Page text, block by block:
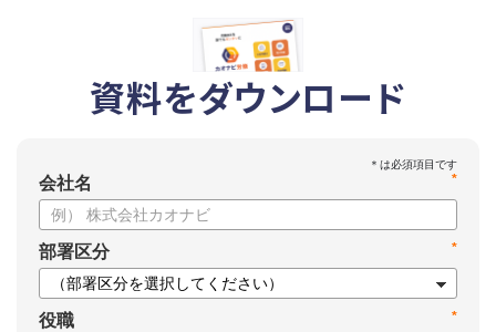
資料をダウンロード
*
会社名
*
部署区分
*
役職